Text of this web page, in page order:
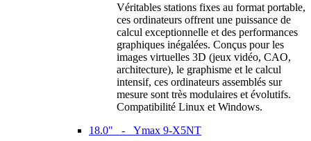
Véritables stations fixes au format portable,
ces ordinateurs offrent une puissance de
calcul exceptionnelle et des performances
graphiques inégalées. Conçus pour les
images virtuelles 3D (jeux vidéo, CAO,
architecture), le graphisme et le calcul
intensif, ces ordinateurs assemblés sur
mesure sont très modulaires et évolutifs.
Compatibilité Linux et Windows.
18.0" - Ymax 9-X5NT